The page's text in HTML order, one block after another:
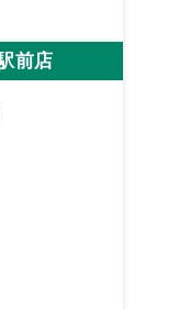
前店